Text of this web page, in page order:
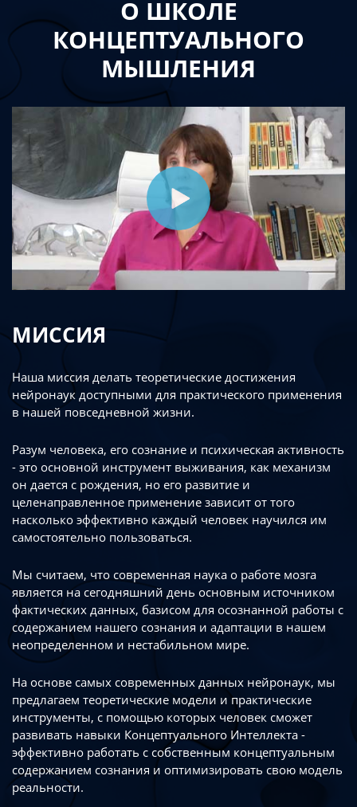
О ШКОЛЕ
КОНЦЕПТУАЛЬНОГО
МЫШЛЕНИЯ
МИССИЯ
Наша миссия делать теоретические достижения
нейронаук доступными для практического применения
в нашей повседневной жизни.
Разум человека, его сознание и психическая активность
- это основной инструмент выживания, как механизм
он дается с рождения, но его развитие и
целенаправленное применение зависит от того
насколько эффективно каждый человек научился им
самостоятельно пользоваться.
Мы считаем, что современная наука о работе мозга
является на сегодняшний день основным источником
фактических данных, базисом для осознанной работы с
содержанием нашего сознания и адаптации в нашем
неопределенном и нестабильном мире.
На основе самых современных данных нейронаук, мы
предлагаем теоретические модели и практические
инструменты, с помощью которых человек сможет
развивать навыки Концептуального Интеллекта -
эффективно работать с собственным концептуальным
содержанием сознания и оптимизировать свою модель
реальности.